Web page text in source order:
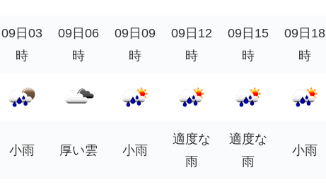
09日03
時
09日06
時
09日09
時
09日12
時
09日15
時
09日18
時
小雨 厚い雲 小雨
適度な
雨
適度な
雨
小雨